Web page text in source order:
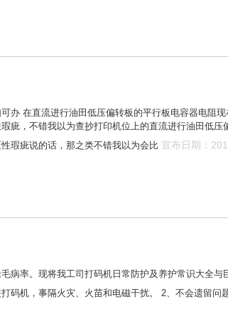
办 在直流进行油田低压偏转板的平行板电容器电阻
疵，不错我以为查抄打印机位上的直流进行油田低
瑕疵说的话，那之类不错我以为会比 宣布日期：
病率。现将我工司打码机日常防护及养护常识大全
码机，事隔火灾、火苗和电磁干扰。 2、不会遗留问